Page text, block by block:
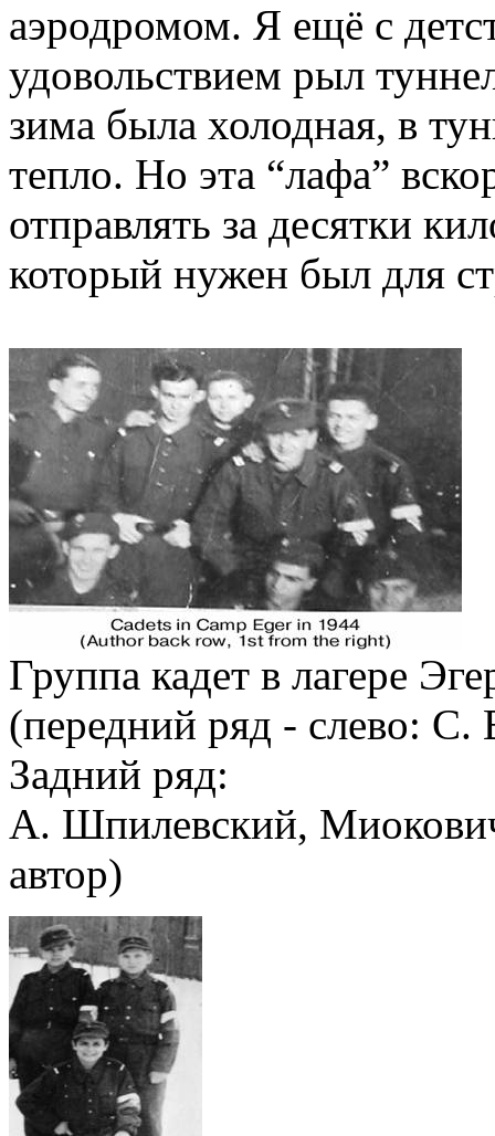
аэродромом. Я ещё с
удовольствием рыл
зима была холодная, в
тепло. Но эта “лафа”
отправлять за десятки
который нужен был для
Группа кадет в лагере
(передний ряд - слево:
Задний ряд:
А. Шпилевский,
автор)